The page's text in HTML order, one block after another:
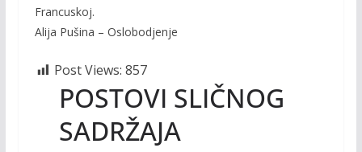
Francuskoj.
Alija Pušina – Oslobodjenje
Post Views: 857
POSTOVI SLIČNOG
SADRŽAJA